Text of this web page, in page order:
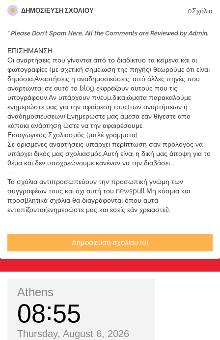
ΔΗΜΟΣΊΕΥΣΗ ΣΧΟΛΊΟΥ 0Σχόλια
* Please Don't Spam Here. All the Comments are Reviewed by Admin.
ΕΠΙΣΗΜΑΝΣΗ
Οι αναρτήσεις που γίνονται από το διαδίκτυο τα κείμενα και οι
φωτογραφίες (με σχετική σημείωση της πηγής) θεωρούμε ότι είναι
δημόσια.Αναρτήσεις η αναδημοσιεύσεις, από άλλες πηγές που
αναρτώνται σε αυτό το blog εκφράζουν αυτούς που τις
υπογράφουν.Αν υπάρχουν πνευμ.δικαιώματα παρακαλούμε
ενημερώστε μας για την αφαίρεση τους(των αναρτήσεων ή
αναδημοσιεύσεων).Ενημερώστε μας άμεσα εάν θίγεστε απο
κάποια ανάρτηση ώστε να την αφαιρέσουμε.
Εισαγωγικός Σχολιασμός (μπλέ γράμματα)
Σε ορισμένες αναρτήσεις υπάρχει περίπτωση σαν πρόλογος να
υπάρχει δικός μας σχολιασμός.Αυτή είναι η δική μας άποψη για το
θέμα και δεν υποχρεώνουμε κανέναν να την διαβάσει...
---
Τα σχόλια αντιπροσωπεύουν την προσωπική γνώμη των
συγγραφέων τους και όχι αυτή του newspull.Μη κόσμια και
προσβλητικά σχόλια θα διαγράφονται όπου αυτά
εντοπίζονται(ενημερώστε μας και εσείς εάν χρειαστεί).
Δημοσίευση σχολίου (0)
Athens
08 55
Thursday, August 6, 2026